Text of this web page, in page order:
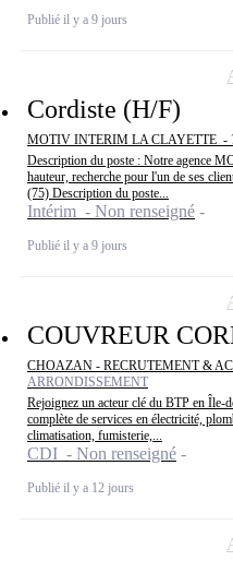
Publié il y a 9 jours
Cordiste (H/F)
MOTIV INTERIM LA CLAYETTE -
Description du poste : Notre agence
hauteur, recherche pour l'un de ses
(75) Description du poste...
Intérim - Non renseigné
Publié il y a 9 jours
COUVREUR
CHOAZAN - RECRUTEMENT &
ARRONDISSEMENT
Rejoignez un acteur clé du BTP en Île-
complète de services en électricité,
climatisation, fumisterie,...
CDI - Non renseigné
Publié il y a 12 jours